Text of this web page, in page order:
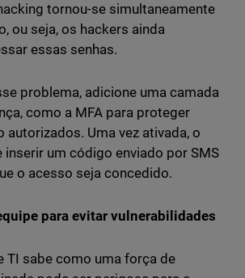
tornou-se simultaneamente
ou seja, os hackers ainda
essas senhas.
problema, adicione uma camada
como a MFA para proteger
Uma vez ativada, o
inserir um código enviado por SMS
o acesso seja concedido.
para evitar vulnerabilidades
TI sabe como uma força de